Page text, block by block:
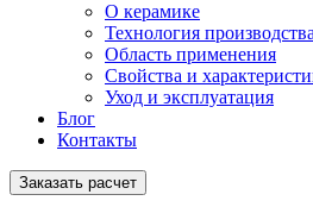
О керамике
Технология производства
Область применения
Свойства и
Уход и эксплуатация
Блог
Контакты
Заказать расчет